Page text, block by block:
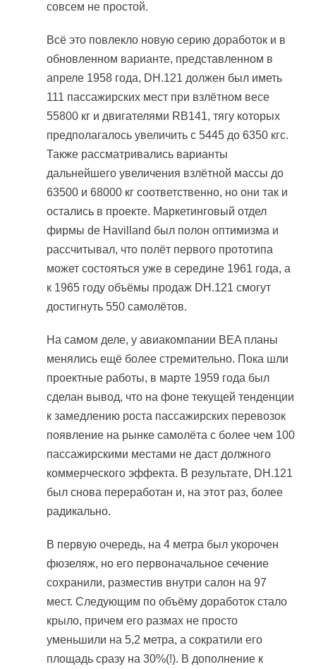
совсем не простой.
Всё это повлекло новую серию доработок и в
обновленном варианте, представленном в
апреле 1958 года, DH.121 должен был иметь
111 пассажирских мест при взлётном весе
55800 кг и двигателями RB141, тягу которых
предполагалось увеличить с 5445 до 6350 кгс.
Также рассматривались варианты
дальнейшего увеличения взлётной массы до
63500 и 68000 кг соответственно, но они так и
остались в проекте. Маркетинговый отдел
фирмы de Havilland был полон оптимизма и
рассчитывал, что полёт первого прототипа
может состояться уже в середине 1961 года, а
к 1965 году объёмы продаж DH.121 смогут
достигнуть 550 самолётов.
На самом деле, у авиакомпании BEA планы
менялись ещё более стремительно. Пока шли
проектные работы, в марте 1959 года был
сделан вывод, что на фоне текущей тенденции
к замедлению роста пассажирских перевозок
появление на рынке самолёта с более чем 100
пассажирскими местами не даст должного
коммерческого эффекта. В результате, DH.121
был снова переработан и, на этот раз, более
радикально.
В первую очередь, на 4 метра был укорочен
фюзеляж, но его первоначальное сечение
сохранили, разместив внутри салон на 97
мест. Следующим по объёму доработок стало
крыло, причем его размах не просто
уменьшили на 5,2 метра, а сократили его
площадь сразу на 30%(!). В дополнение к